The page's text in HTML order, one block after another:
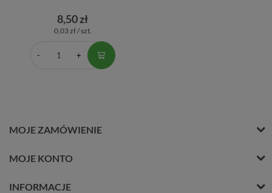
8,50 zł
0,03 zł / szt.
MOJE ZAMÓWIENIE
MOJE KONTO
INFORMACJE